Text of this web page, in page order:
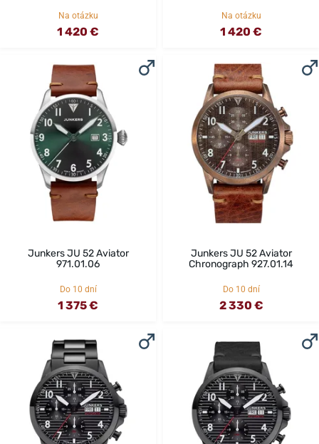
Na otázku
1 420 €
Na otázku
1 420 €
Junkers JU 52 Aviator
971.01.06
Do 10 dní
1 375 €
Junkers JU 52 Aviator
Chronograph 927.01.14
Do 10 dní
2 330 €